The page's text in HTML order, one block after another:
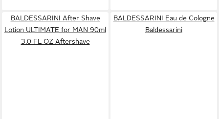
BALDESSARINI After Shave
Lotion ULTIMATE for MAN 90ml
3.0 FL OZ Aftershave
BALDESSARINI Eau de Cologne
Baldessarini